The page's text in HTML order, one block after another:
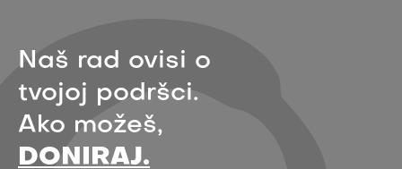
Naš rad ovisi o
tvojoj podršci.
Ako možeš,
DONIRAJ.